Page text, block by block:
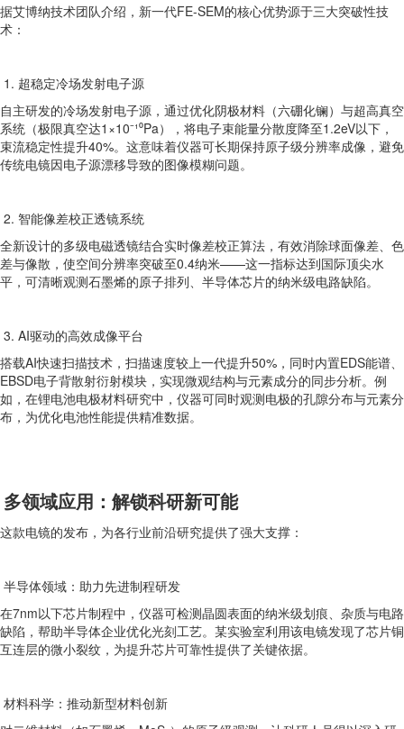
据艾博纳技术团队介绍，新一代FE-SEM的核心优势源于三大突破性技
术：
1. 超稳定冷场发射电子源
自主研发的冷场发射电子源，通过优化阴极材料（六硼化镧）与超高真空
系统（极限真空达1×10⁻¹⁰Pa），将电子束能量分散度降至1.2eV以下，
束流稳定性提升40%。这意味着仪器可长期保持原子级分辨率成像，避免
传统电镜因电子源漂移导致的图像模糊问题。
2. 智能像差校正透镜系统
全新设计的多级电磁透镜结合实时像差校正算法，有效消除球面像差、色
差与像散，使空间分辨率突破至0.4纳米——这一指标达到国际顶尖水
平，可清晰观测石墨烯的原子排列、半导体芯片的纳米级电路缺陷。
3. AI驱动的高效成像平台
搭载AI快速扫描技术，扫描速度较上一代提升50%，同时内置EDS能谱、
EBSD电子背散射衍射模块，实现微观结构与元素成分的同步分析。例
如，在锂电池电极材料研究中，仪器可同时观测电极的孔隙分布与元素分
布，为优化电池性能提供精准数据。
多领域应用：解锁科研新可能
这款电镜的发布，为各行业前沿研究提供了强大支撑：
半导体领域：助力先进制程研发
在7nm以下芯片制程中，仪器可检测晶圆表面的纳米级划痕、杂质与电路
缺陷，帮助半导体企业优化光刻工艺。某实验室利用该电镜发现了芯片铜
互连层的微小裂纹，为提升芯片可靠性提供了关键依据。
材料科学：推动新型材料创新